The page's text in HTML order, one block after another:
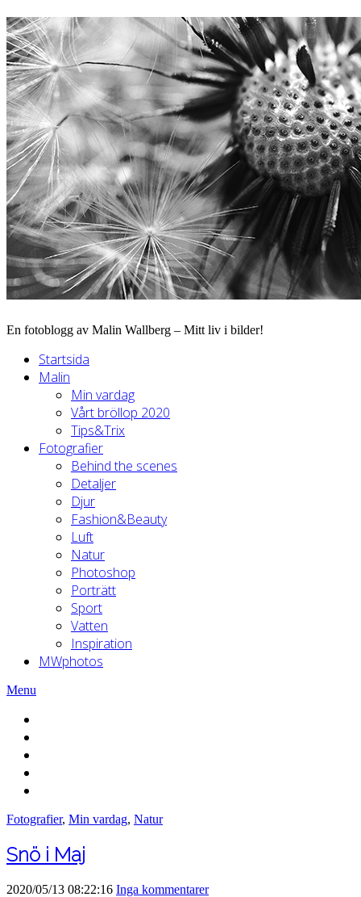
En fotoblogg av Malin Wallberg – Mitt liv i bilder!
Startsida
Malin
Min vardag
Vårt bröllop 2020
Tips&Trix
Fotografier
Behind the scenes
Detaljer
Djur
Fashion&Beauty
Luft
Natur
Photoshop
Porträtt
Sport
Vatten
Inspiration
MWphotos
Menu
Fotografier, Min vardag, Natur
Snö i Maj
2020/05/13 08:22:16 Inga kommentarer